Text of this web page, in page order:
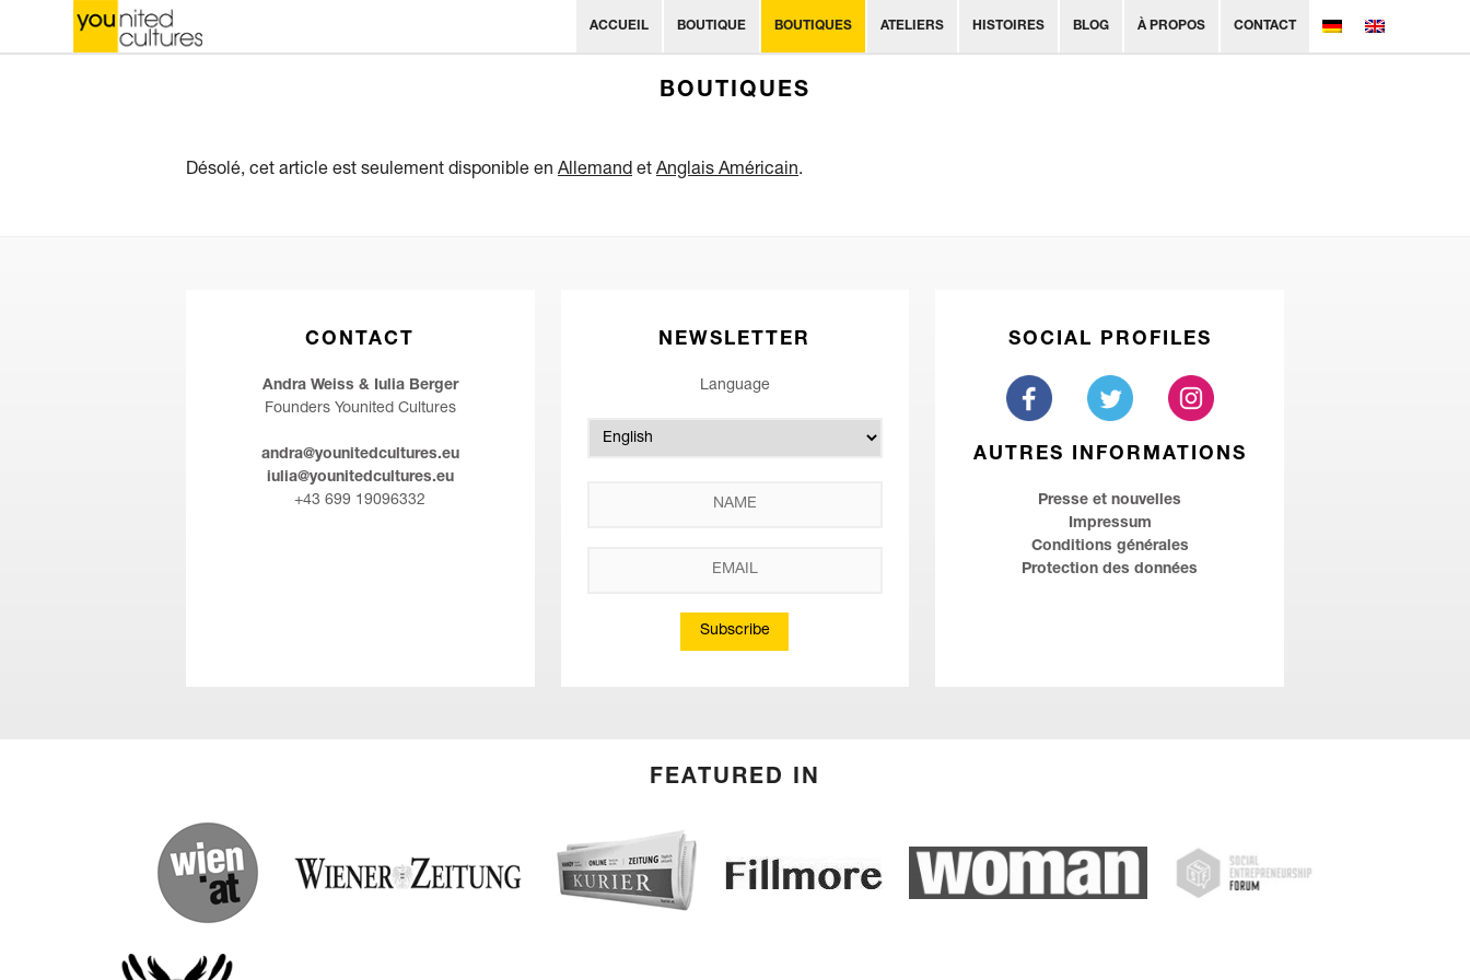
ACCUEIL BOUTIQUE BOUTIQUES ATELIERS HISTOIRES BLOG À PROPOS CONTACT
BOUTIQUES
Désolé, cet article est seulement disponible en Allemand et Anglais Américain.
CONTACT
Andra Weiss & Iulia Berger
Founders Younited Cultures
andra@younitedcultures.eu
iulia@younitedcultures.eu
+43 699 19096332
NEWSLETTER
Language
Subscribe
SOCIAL PROFILES
AUTRES INFORMATIONS
Presse et nouvelles
Impressum
Conditions générales
Protection des données
FEATURED IN
(English) wien.at
(English) Wiener Zeitung
(English) Kurier
(English) Fillmore
(Deutsch) Woman SEF
(English) Red Bull Amaphiko